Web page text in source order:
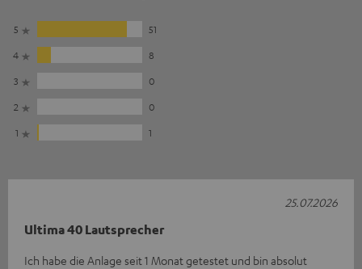
5
51
4
8
3
0
2
0
1
1
Ultima 40 Lautsprecher
Ich habe die Anlage seit 1 Monat getestet und bin absolut
25.07.2026